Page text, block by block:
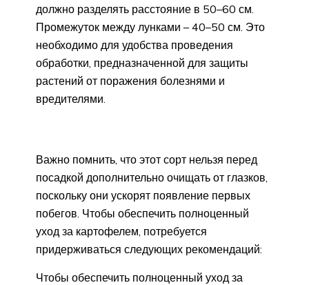
должно разделять расстояние в 50–60 см.
Промежуток между лунками – 40–50 см. Это
необходимо для удобства проведения
обработки, предназначенной для защиты
растений от поражения болезнями и
вредителями.
Важно помнить, что этот сорт нельзя перед
посадкой дополнительно очищать от глазков,
поскольку они ускорят появление первых
побегов. Чтобы обеспечить полноценный
уход за картофелем, потребуется
придерживаться следующих рекомендаций:
Чтобы обеспечить полноценный уход за